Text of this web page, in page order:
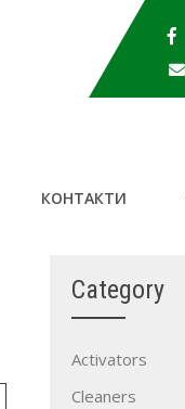
КОНТАКТИ
Category
Activators
Cleaners